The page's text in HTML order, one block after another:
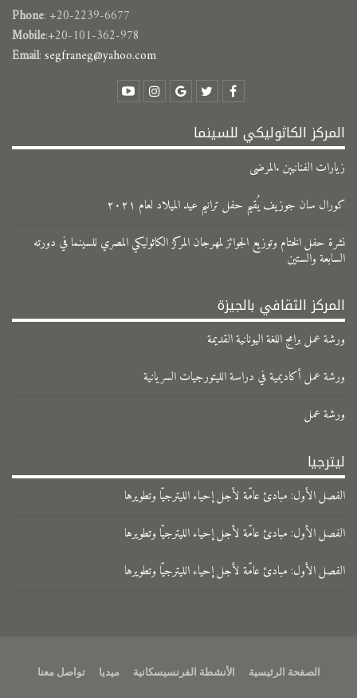
Phone: +20-2239-6677
Mobile:+20-101-362-978
Email:segfraneg@yahoo.com
المركز الكاثوليكي للسينما
زيارات الفنانيين .المرضى
كورال سان جوزيف يُقيم حفل ترانيم عيد الميلاد لعام ٢٠٢١
نشرة حفل الختام وتوزيع الجوائز لمهرجان المركز الكاثوليكي المصري للسينما في دورته
السابعة والستين
المركز الثقافي بالجيزة
ورشة عمل برامج اللغة اليونانية القديمة
ورشة عمل أكاديمية في دراسة الليتورجيات السريانية
ورشة عمل
ليترجيا
الفصل الأول: مبادئ عامّة لأجل إحياء الليترجيّا وتطويرها
الفصل الأول: مبادئ عامّة لأجل إحياء الليترجيّا وتطويرها
الفصل الأول: مبادئ عامّة لأجل إحياء الليترجيّا وتطويرها
الصفحة الرئيسية الأنشطة الفرنسيسكانية ميديا تواصل معنا